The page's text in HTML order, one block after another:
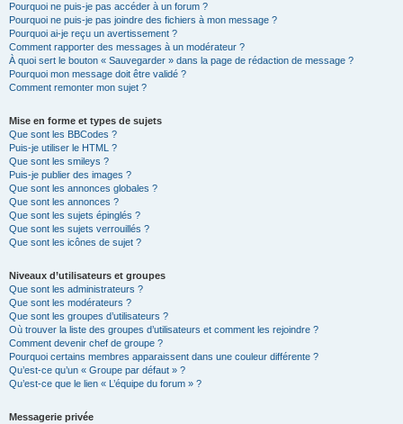
Pourquoi ne puis-je pas accéder à un forum ?
Pourquoi ne puis-je pas joindre des fichiers à mon message ?
Pourquoi ai-je reçu un avertissement ?
Comment rapporter des messages à un modérateur ?
À quoi sert le bouton « Sauvegarder » dans la page de rédaction de message ?
Pourquoi mon message doit être validé ?
Comment remonter mon sujet ?
Mise en forme et types de sujets
Que sont les BBCodes ?
Puis-je utiliser le HTML ?
Que sont les smileys ?
Puis-je publier des images ?
Que sont les annonces globales ?
Que sont les annonces ?
Que sont les sujets épinglés ?
Que sont les sujets verrouillés ?
Que sont les icônes de sujet ?
Niveaux d’utilisateurs et groupes
Que sont les administrateurs ?
Que sont les modérateurs ?
Que sont les groupes d’utilisateurs ?
Où trouver la liste des groupes d’utilisateurs et comment les rejoindre ?
Comment devenir chef de groupe ?
Pourquoi certains membres apparaissent dans une couleur différente ?
Qu’est-ce qu’un « Groupe par défaut » ?
Qu’est-ce que le lien « L’équipe du forum » ?
Messagerie privée